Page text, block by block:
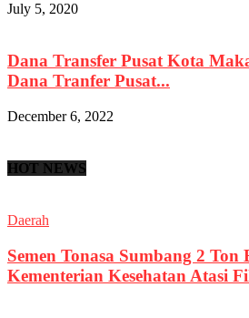
July 5, 2020
Dana Transfer Pusat Kota
Dana Tranfer Pusat...
December 6, 2022
HOT NEWS
Daerah
Semen Tonasa Sumbang 2 Ton
Kementerian Kesehatan Atasi